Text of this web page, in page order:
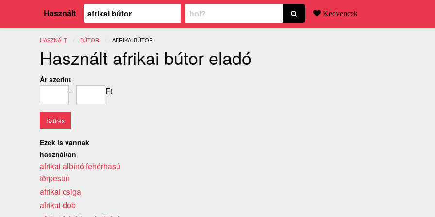
Használt Kedvencek
HASZNÁLT BÚTOR JELENLEGI:
AFRIKAI BÚTOR
Használt afrikai bútor eladó
Ár szerint
- Ft
Ezek is vannak
használtan
afrikai albínó fehérhasú
törpesün
afrikai csiga
afrikai dob